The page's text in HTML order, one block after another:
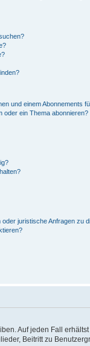
und einem Abonnements
oder ein Thema abonnieren?
juristische Anfragen zu
Auf jeden Fall
Beitritt zu